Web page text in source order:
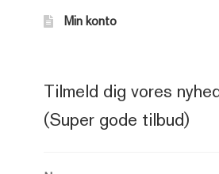
Min konto
Tilmeld dig vores
(Super gode tilbud)